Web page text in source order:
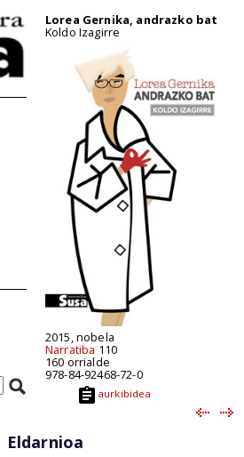
Lorea Gernika, andrazko bat
Koldo Izagirre
2015, nobela
Narratiba 110
160 orrialde
978-84-92468-72-0
aurkibidea
Eldarnioa